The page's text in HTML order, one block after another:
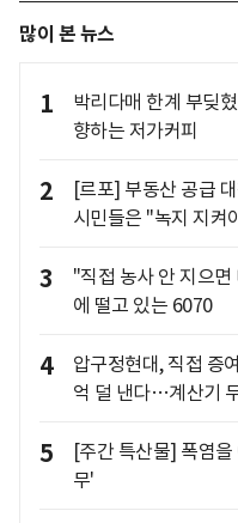
많이 본 뉴스
1
박리다매 한계 부딪
향하는 저가커피
2
[르포] 부동산 공급
시민들은 "녹지 지켜
3
"직접 농사 안 지으
에 떨고 있는 6070
4
압구정현대, 직접 증
억 덜 낸다…계산기
5
[주간 특산물] 폭염
무'